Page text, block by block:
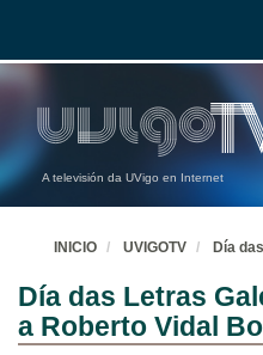
A televisión da UVigo en Internet
INICIO UVIGOTV Día
Día das Letras
a Roberto Vidal